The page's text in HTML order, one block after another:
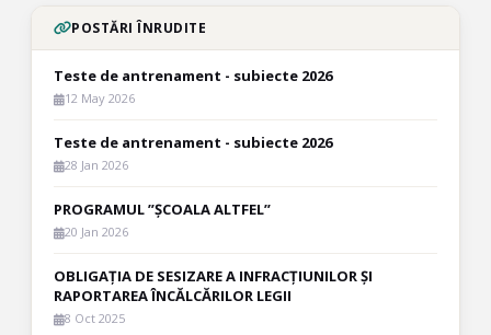
POSTĂRI ÎNRUDITE
Teste de antrenament - subiecte 2026
12 May 2026
Teste de antrenament - subiecte 2026
28 Jan 2026
PROGRAMUL ”ȘCOALA ALTFEL”
20 Jan 2026
OBLIGAȚIA DE SESIZARE A INFRACȚIUNILOR ȘI
RAPORTAREA ÎNCĂLCĂRILOR LEGII
8 Oct 2025